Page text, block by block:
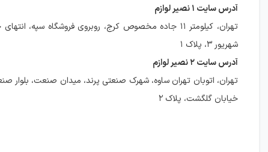
آدرس سایت ۱ نصیر لوازم
شهریور ۳، پلاک ۱
آدرس سایت ۲ نصیر لوازم
تهران، اتوبان تهران ساوه، شهرک صنعتی پرند، میدان صنعت، بلوار
خیابان گلگشت، پلاک ۲